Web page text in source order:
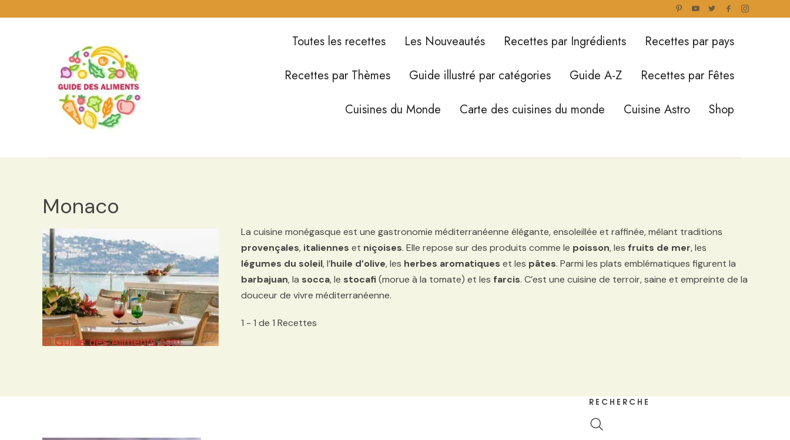
Guide
des
Aliments
Toutes les recettes Les Nouveautés Recettes par Ingrédients
Recettes par pays
Recettes par Thèmes
Guide illustré par catégories Guide A-Z
Recettes par Fêtes
Cuisines du Monde
Carte des cuisines du monde Cuisine Astro Shop
Monaco
La cuisine monégasque est une gastronomie méditerranéenne élégante, ensoleillée et raffinée, mêlant traditions
provençales, italiennes et niçoises. Elle repose sur des produits comme le poisson, les fruits de mer, les
légumes du soleil, l’huile d’olive, les herbes aromatiques et les pâtes. Parmi les plats emblématiques figurent la
barbajuan, la socca, le stocafi(morue à la tomate) et les farcis. C’est une cuisine de terroir, saine et empreinte de la
douceur de vivre méditerranéenne.
1 - 1 de 1 Recettes
RECHERCHE